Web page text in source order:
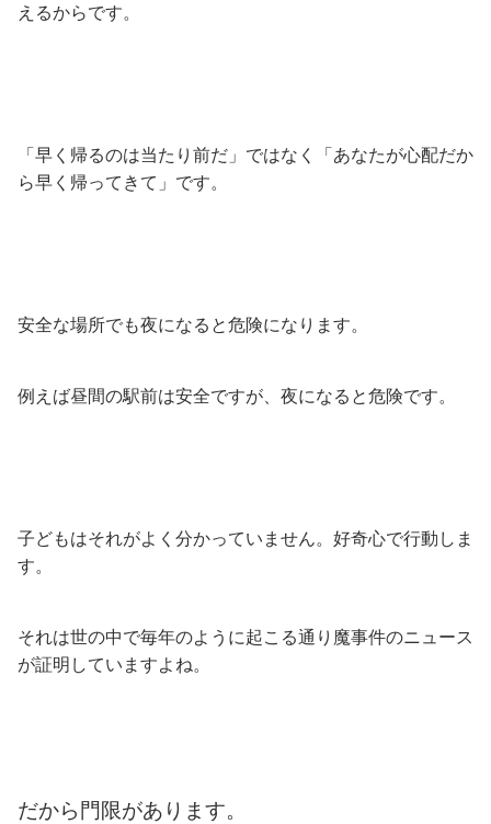
えるからです。
「早く帰るのは当たり前だ」ではなく「あなたが心配だか
ら早く帰ってきて」です。
安全な場所でも夜になると危険になります。
例えば昼間の駅前は安全ですが、夜になると危険です。
子どもはそれがよく分かっていません。好奇心で行動しま
す。
それは世の中で毎年のように起こる通り魔事件のニュース
が証明していますよね。
だから門限があります。